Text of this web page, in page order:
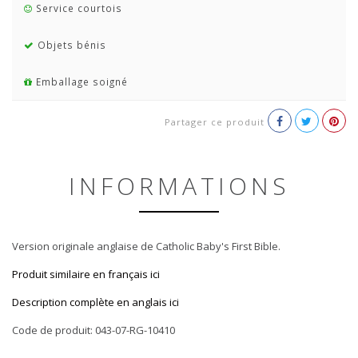
Service courtois
Objets bénis
Emballage soigné
Partager ce produit
INFORMATIONS
Version originale anglaise de Catholic Baby's First Bible.
Produit similaire en français ici
Description complète en anglais ici
Code de produit: 043-07-RG-10410